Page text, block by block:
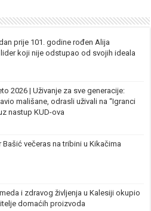
prije 101. godine rođen Alija
koji nije odstupao od svojih ideala
2026 | Uživanje za sve generacije:
mališane, odrasli uživali na “Igranci
nastup KUD-ova
Bašić večeras na tribini u Kikačima
i zdravog življenja u Kalesiji okupio
domaćih proizvoda